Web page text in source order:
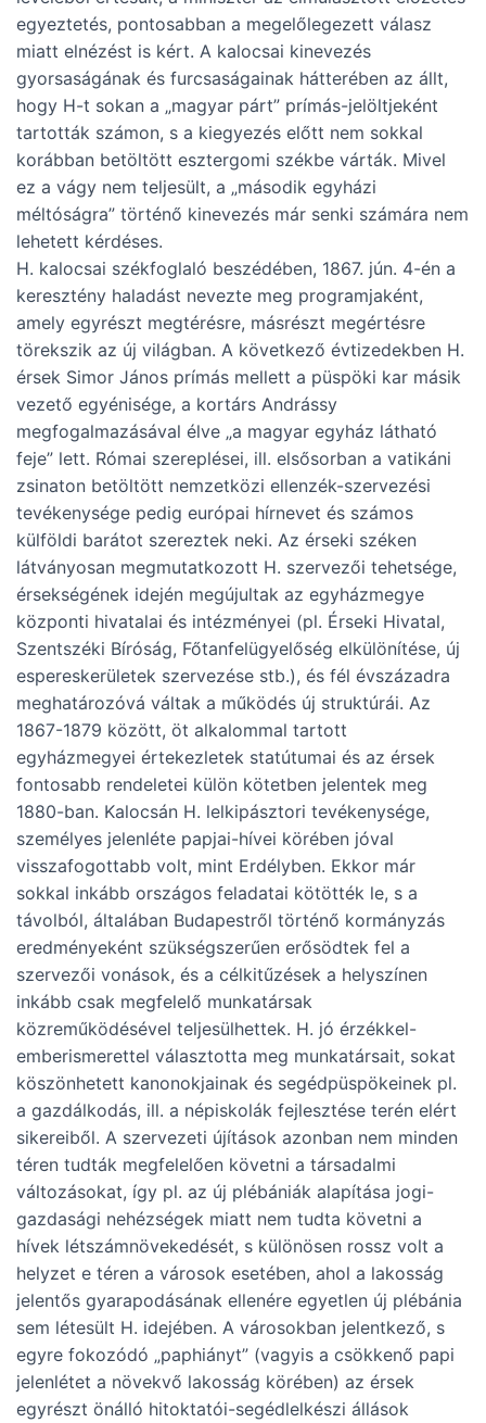
egyeztetés, pontosabban a megelőlegezett válasz
miatt elnézést is kért. A kalocsai kinevezés
gyorsaságának és furcsaságainak hátterében az állt,
hogy H-t sokan a „magyar párt” prímás-jelöltjeként
tartották számon, s a kiegyezés előtt nem sokkal
korábban betöltött esztergomi székbe várták. Mivel
ez a vágy nem teljesült, a „második egyházi
méltóságra” történő kinevezés már senki számára nem
lehetett kérdéses.
H. kalocsai székfoglaló beszédében, 1867. jún. 4-én a
keresztény haladást nevezte meg programjaként,
amely egyrészt megtérésre, másrészt megértésre
törekszik az új világban. A következő évtizedekben H.
érsek Simor János prímás mellett a püspöki kar másik
vezető egyénisége, a kortárs Andrássy
megfogalmazásával élve „a magyar egyház látható
feje” lett. Római szereplései, ill. elsősorban a vatikáni
zsinaton betöltött nemzetközi ellenzék-szervezési
tevékenysége pedig európai hírnevet és számos
külföldi barátot szereztek neki. Az érseki széken
látványosan megmutatkozott H. szervezői tehetsége,
érsekségének idején megújultak az egyházmegye
központi hivatalai és intézményei (pl. Érseki Hivatal,
Szentszéki Bíróság, Főtanfelügyelőség elkülönítése, új
espereskerületek szervezése stb.), és fél évszázadra
meghatározóvá váltak a működés új struktúrái. Az
1867-1879 között, öt alkalommal tartott
egyházmegyei értekezletek statútumai és az érsek
fontosabb rendeletei külön kötetben jelentek meg
1880-ban. Kalocsán H. lelkipásztori tevékenysége,
személyes jelenléte papjai-hívei körében jóval
visszafogottabb volt, mint Erdélyben. Ekkor már
sokkal inkább országos feladatai kötötték le, s a
távolból, általában Budapestről történő kormányzás
eredményeként szükségszerűen erősödtek fel a
szervezői vonások, és a célkitűzések a helyszínen
inkább csak megfelelő munkatársak
közreműködésével teljesülhettek. H. jó érzékkel-
emberismerettel választotta meg munkatársait, sokat
köszönhetett kanonokjainak és segédpüspökeinek pl.
a gazdálkodás, ill. a népiskolák fejlesztése terén elért
sikereiből. A szervezeti újítások azonban nem minden
téren tudták megfelelően követni a társadalmi
változásokat, így pl. az új plébániák alapítása jogi-
gazdasági nehézségek miatt nem tudta követni a
hívek létszámnövekedését, s különösen rossz volt a
helyzet e téren a városok esetében, ahol a lakosság
jelentős gyarapodásának ellenére egyetlen új plébánia
sem létesült H. idejében. A városokban jelentkező, s
egyre fokozódó „paphiányt” (vagyis a csökkenő papi
jelenlétet a növekvő lakosság körében) az érsek
egyrészt önálló hitoktatói-segédlelkészi állások